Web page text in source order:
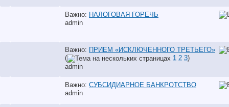
Важно: НАЛОГОВАЯ ГОРЕЧЬ
аdmin
Важно: ПРИЕМ «ИСКЛЮЧЕННОГО ТРЕТЬЕГО»
(
1 2 3)
аdmin
Важно: СУБСИДИАРНОЕ БАНКРОТСТВО
аdmin